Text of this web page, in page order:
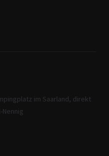
im Saarland, direkt
Nennig